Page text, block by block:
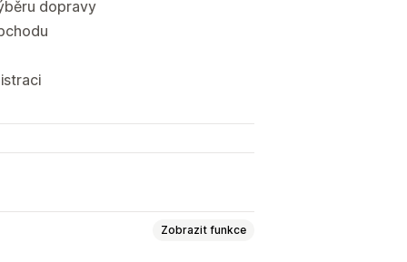
dopravy
Zobrazit funkce